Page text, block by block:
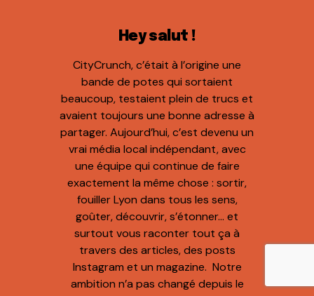
Hey salut !
CityCrunch, c’était à l’origine une
bande de potes qui sortaient
beaucoup, testaient plein de trucs et
avaient toujours une bonne adresse à
partager. Aujourd’hui, c’est devenu un
vrai média local indépendant, avec
une équipe qui continue de faire
exactement la même chose : sortir,
fouiller Lyon dans tous les sens,
goûter, découvrir, s’étonner… et
surtout vous raconter tout ça à
travers des articles, des posts
Instagram et un magazine. Notre
ambition n’a pas changé depuis le